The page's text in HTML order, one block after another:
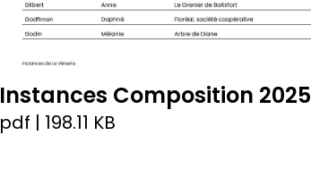
Instances Composition 2025
pdf | 198.11 KB